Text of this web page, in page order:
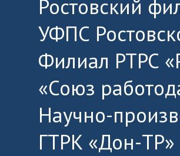
Ростовский
УФПС
Филиал РТРС
«Союз
Научно-
ГТРК «Дон-ТР»